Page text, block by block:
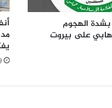
الهجوم
على بيروت